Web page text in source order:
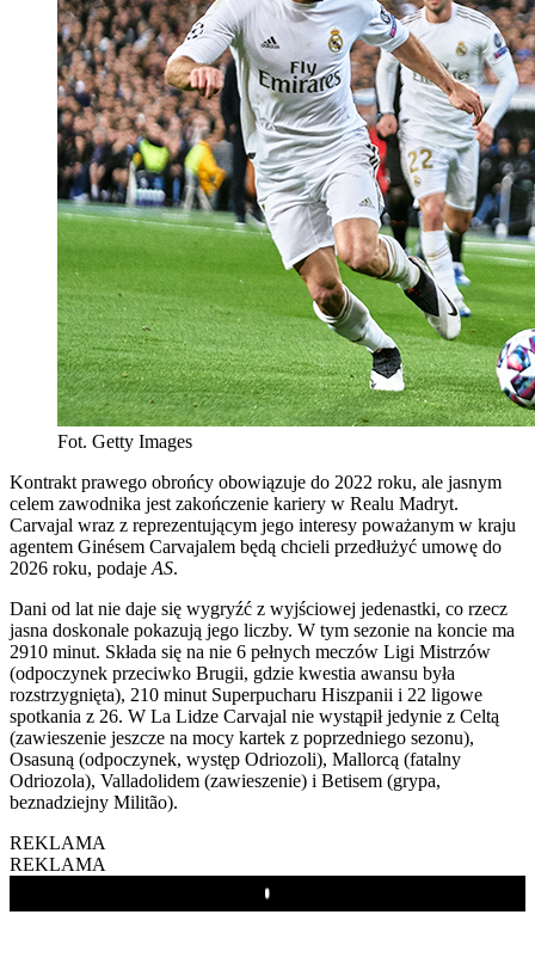
Fot. Getty Images
Kontrakt prawego obrońcy obowiązuje do 2022 roku, ale jasnym
celem zawodnika jest zakończenie kariery w Realu Madryt.
Carvajal wraz z reprezentującym jego interesy poważanym w kraju
agentem Ginésem Carvajalem będą chcieli przedłużyć umowę do
2026 roku, podaje AS.
Dani od lat nie daje się wygryźć z wyjściowej jedenastki, co rzecz
jasna doskonale pokazują jego liczby. W tym sezonie na koncie ma
2910 minut. Składa się na nie 6 pełnych meczów Ligi Mistrzów
(odpoczynek przeciwko Brugii, gdzie kwestia awansu była
rozstrzygnięta), 210 minut Superpucharu Hiszpanii i 22 ligowe
spotkania z 26. W La Lidze Carvajal nie wystąpił jedynie z Celtą
(zawieszenie jeszcze na mocy kartek z poprzedniego sezonu),
Osasuną (odpoczynek, występ Odriozoli), Mallorcą (fatalny
Odriozola), Valladolidem (zawieszenie) i Betisem (grypa,
beznadziejny Militão).
REKLAMA
REKLAMA
Play